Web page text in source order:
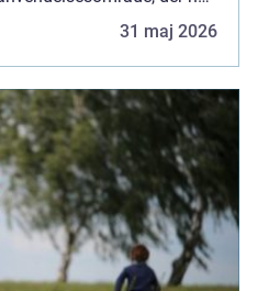
drone inspektion.31 maj 2026